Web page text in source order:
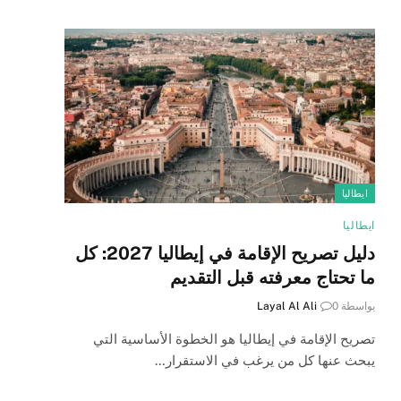
ايطاليا
ايطاليا
دليل تصريح الإقامة في إيطاليا 2027: كل
ما تحتاج معرفته قبل التقديم
بواسطة Layal Al Ali 0
تصريح الإقامة في إيطاليا هو الخطوة الأساسية التي
يبحث عنها كل من يرغب في الاستقرار…